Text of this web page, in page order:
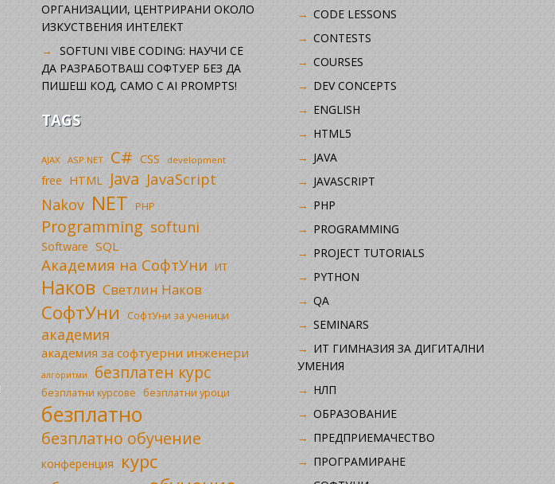
ОРГАНИЗАЦИИ, ЦЕНТРИРАНИ ОКОЛО
ИЗКУСТВЕНИЯ ИНТЕЛЕКТ
SOFTUNI VIBE CODING: НАУЧИ СЕ
ДА РАЗРАБОТВАШ СОФТУЕР БЕЗ ДА
ПИШЕШ КОД, САМО С AI PROMPTS!
TAGS
AJAX ASP.NET C# CSS development
free HTML Java JavaScript
Nakov NET PHP
Programming softuni
Software SQL
Академия на СофтУни ИТ
Наков Светлин Наков
СофтУни СофтУни за ученици
академия
академия за софтуерни инженери
алгоритми безплатен курс
безплатни курсове безплатни уроци
безплатно
безплатно обучение
конференция курс
CODE LESSONS
CONTESTS
COURSES
DEV CONCEPTS
ENGLISH
HTML5
JAVA
JAVASCRIPT
PHP
PROGRAMMING
PROJECT TUTORIALS
PYTHON
QA
SEMINARS
ИТ ГИМНАЗИЯ ЗА ДИГИТАЛНИ
УМЕНИЯ
НЛП
ОБРАЗОВАНИЕ
ПРЕДПРИЕМАЧЕСТВО
ПРОГРАМИРАНЕ